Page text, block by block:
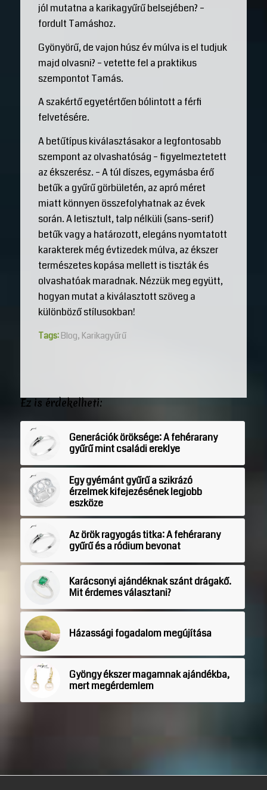
jól mutatna a karikagyűrű belsejében? –
fordult Tamáshoz.
Gyönyörű, de vajon húsz év múlva is el tudjuk
majd olvasni? – vetette fel a praktikus
szempontot Tamás.
A szakértő egyetértően bólintott a férfi
felvetésére.
A betűtípus kiválasztásakor a legfontosabb
szempont az olvashatóság – figyelmeztetett
az ékszerész. – A túl díszes, egymásba érő
betűk a gyűrű görbületén, az apró méret
miatt könnyen összefolyhatnak az évek
során. A letisztult, talp nélküli (sans-serif)
betűk vagy a határozott, elegáns nyomtatott
karakterek még évtizedek múlva, az ékszer
természetes kopása mellett is tiszták és
olvashatóak maradnak. Nézzük meg együtt,
hogyan mutat a kiválasztott szöveg a
különböző stílusokban!
Tags: Blog, Karikagyűrű
Ez is érdekelheti:
Generációk öröksége: A fehérarany
gyűrű mint családi ereklye
Egy gyémánt gyűrű a szikrázó
érzelmek kifejezésének legjobb
eszköze
Az örök ragyogás titka: A fehérarany
gyűrű és a ródium bevonat
Karácsonyi ajándéknak szánt drágakő.
Mit érdemes választani?
Házassági fogadalom megújítása
Gyöngy ékszer magamnak ajándékba,
mert megérdemlem